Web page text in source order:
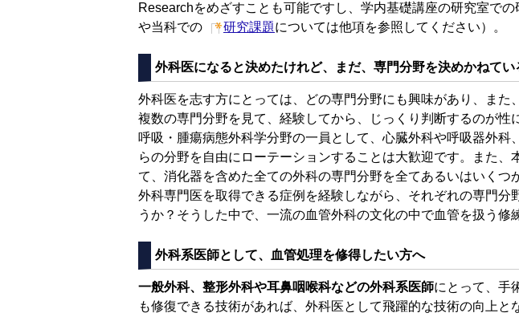
Researchをめざすことも可能ですし、学内基礎講座の研究室で
や当科での
研究課題については他項を参照してください）。
外科医になると決めたけれど、まだ、専門分野を決めかねてい
外科医を志す方にとっては、どの専門分野にも興味があり、また
複数の専門分野を見て、経験してから、じっくり判断するのが
呼吸・腫瘍病態外科学分野の一員として、心臓外科や呼吸器外
らの分野を自由にローテーションすることは大歓迎です。また、
て、消化器を含めた全ての外科の専門分野を全てあるいはいくつ
外科専門医を取得できる症例を経験しながら、それぞれの専門
うか？そうした中で、一流の血管外科の文化の中で血管を扱う
外科系医師として、血管処理を修得したい方へ
一般外科、整形外科や耳鼻咽喉科などの外科系医師にとって、手
も修復できる技術があれば、外科医として飛躍的な技術の向上と